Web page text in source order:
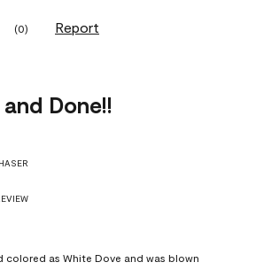
(0) Report
Done!!
colored as White Dove and was blown